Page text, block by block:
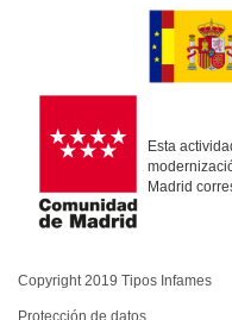
Esta
Madrid
Copyright 2019 Tipos Infames
Protección de datos